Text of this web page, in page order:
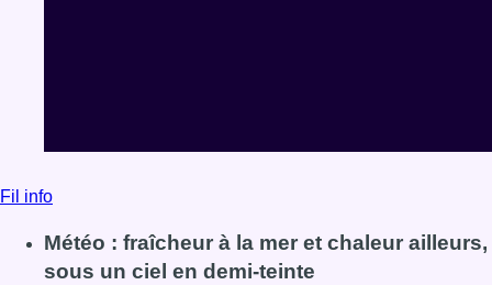
Fil info
Météo : fraîcheur à la mer et chaleur ailleurs,
sous un ciel en demi-teinte